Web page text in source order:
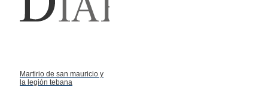
Martirio de san mauricio y
la legión tebana